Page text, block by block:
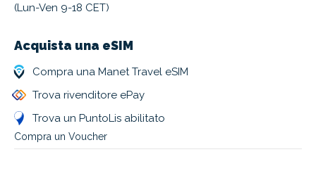
(Lun-Ven 9-18 CET)
Acquista una eSIM
Compra una Manet Travel eSIM
Trova rivenditore ePay
Trova un PuntoLis abilitato
Compra un Voucher